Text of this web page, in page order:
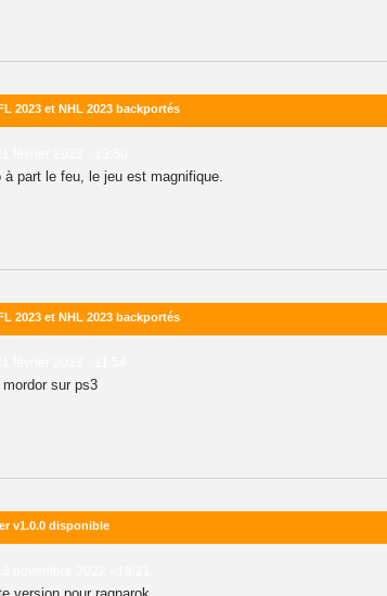
2023 et NHL 2023 backportés
part le feu, le jeu est magnifique.
2023 et NHL 2023 backportés
sur ps3
v1.0.0 disponible